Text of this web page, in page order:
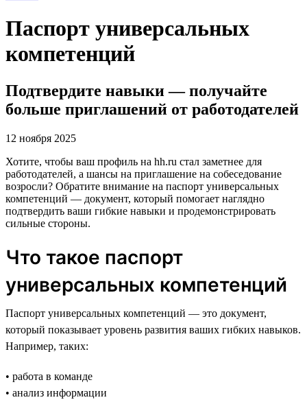
Паспорт универсальных
компетенций
Подтвердите навыки — получайте
больше приглашений от работодателей
12 ноября 2025
Хотите, чтобы ваш профиль на hh.ru стал заметнее для
работодателей, а шансы на приглашение на собеседование
возросли? Обратите внимание на паспорт универсальных
компетенций — документ, который помогает наглядно
подтвердить ваши гибкие навыки и продемонстрировать
сильные стороны.
Что такое паспорт
универсальных компетенций
Паспорт универсальных компетенций — это документ,
который показывает уровень развития ваших гибких навыков.
Например, таких:
• работа в команде
• анализ информации